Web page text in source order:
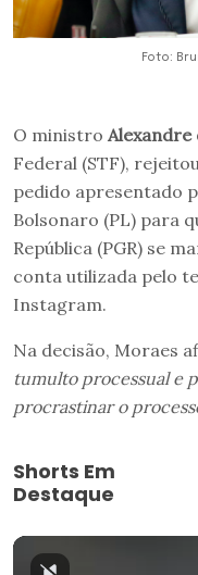
Foto:
O ministro Alexandre
Federal (STF),
pedido apresentado
Bolsonaro (PL) para
República (PGR) se
conta utilizada pelo
Instagram.
Na decisão, Moraes
tumulto processual e
procrastinar o
Shorts Em
Destaque